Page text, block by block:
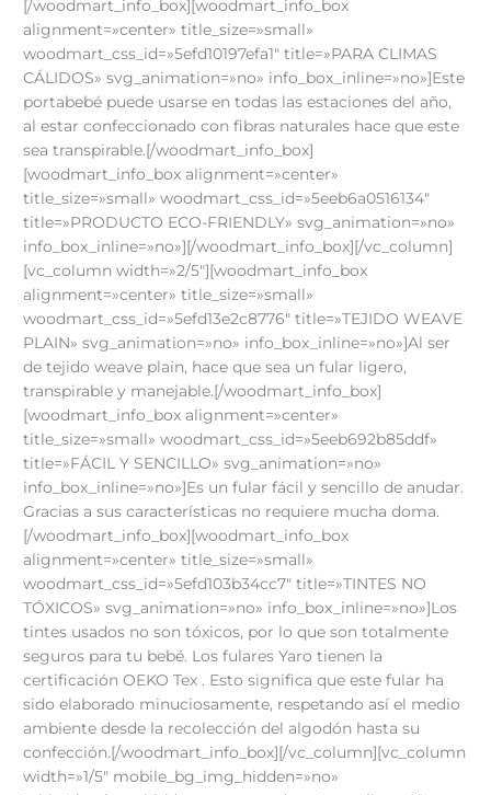
[/woodmart_info_box][woodmart_info_box
alignment=»center» title_size=»small»
woodmart_css_id=»5efd10197efa1″ title=»PARA CLIMAS
CÁLIDOS» svg_animation=»no» info_box_inline=»no»]Este
portabebé puede usarse en todas las estaciones del año,
al estar confeccionado con fibras naturales hace que este
sea transpirable.[/woodmart_info_box]
[woodmart_info_box alignment=»center»
title_size=»small» woodmart_css_id=»5eeb6a0516134″
title=»PRODUCTO ECO-FRIENDLY» svg_animation=»no»
info_box_inline=»no»][/woodmart_info_box][/vc_column]
[vc_column width=»2/5″][woodmart_info_box
alignment=»center» title_size=»small»
woodmart_css_id=»5efd13e2c8776″ title=»TEJIDO WEAVE
PLAIN» svg_animation=»no» info_box_inline=»no»]Al ser
de tejido weave plain, hace que sea un fular ligero,
transpirable y manejable.[/woodmart_info_box]
[woodmart_info_box alignment=»center»
title_size=»small» woodmart_css_id=»5eeb692b85ddf»
title=»FÁCIL Y SENCILLO» svg_animation=»no»
info_box_inline=»no»]Es un fular fácil y sencillo de anudar.
Gracias a sus características no requiere mucha doma.
[/woodmart_info_box][woodmart_info_box
alignment=»center» title_size=»small»
woodmart_css_id=»5efd103b34cc7″ title=»TINTES NO
TÓXICOS» svg_animation=»no» info_box_inline=»no»]Los
tintes usados no son tóxicos, por lo que son totalmente
seguros para tu bebé. Los fulares Yaro tienen la
certificación OEKO Tex . Esto significa que este fular ha
sido elaborado minuciosamente, respetando así el medio
ambiente desde la recolección del algodón hasta su
confección.[/woodmart_info_box][/vc_column][vc_column
width=»1/5″ mobile_bg_img_hidden=»no»